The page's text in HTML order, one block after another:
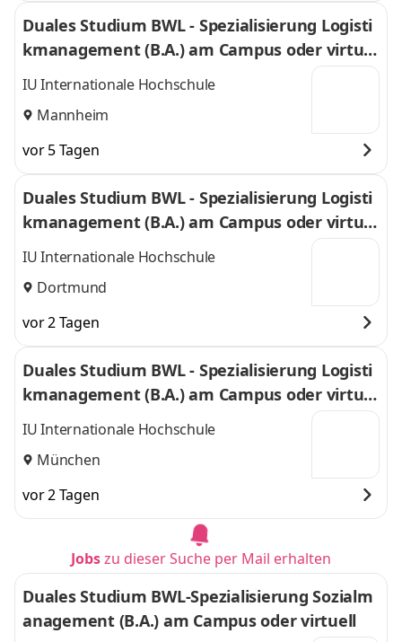
Duales Studium BWL - Spezialisierung Logisti
kmanagement (B.A.) am Campus oder virtuel
l
IU Internationale Hochschule
Mannheim
vor 5 Tagen
Duales Studium BWL - Spezialisierung Logisti
kmanagement (B.A.) am Campus oder virtuel
l
IU Internationale Hochschule
Dortmund
vor 2 Tagen
Duales Studium BWL - Spezialisierung Logisti
kmanagement (B.A.) am Campus oder virtuel
l
IU Internationale Hochschule
München
vor 2 Tagen
Jobszu dieser Suche per Mail erhalten
Duales Studium BWL-Spezialisierung Sozialm
anagement (B.A.) am Campus oder virtuell